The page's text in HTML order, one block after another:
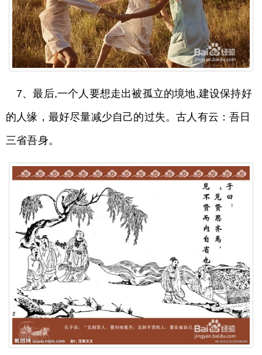
7、最后,一个人要想走出被孤立的境地,建设保持好
的人缘，最好尽量减少自己的过失。古人有云：吾日
三省吾身。